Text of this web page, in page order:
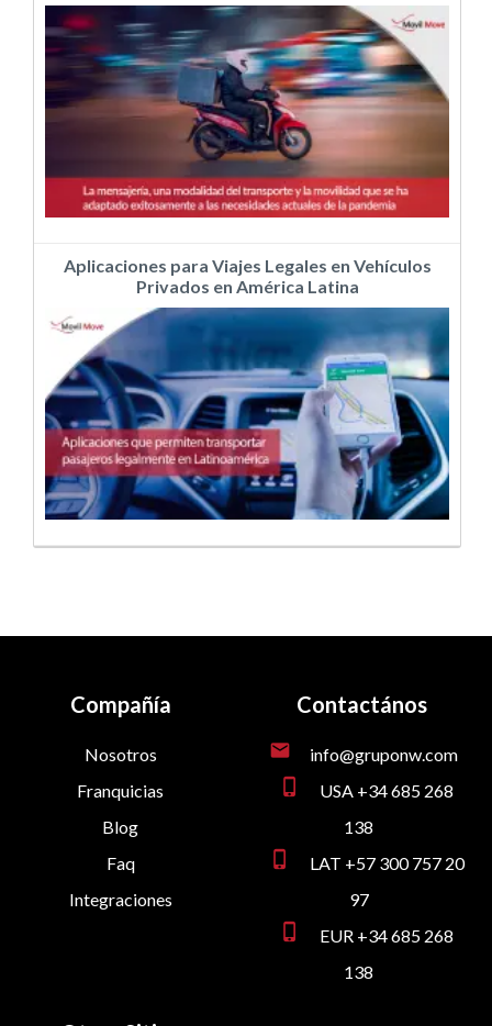
Aplicaciones para Viajes Legales en Vehículos
Privados en América Latina
Contactános
mail info@gruponw.com
phone_iphone
USA +34 685 268
138
phone_iphone
LAT +57 300 757 20
97
phone_iphone
EUR +34 685 268
138
Compañía
Nosotros
Franquicias
Blog
Faq
Integraciones